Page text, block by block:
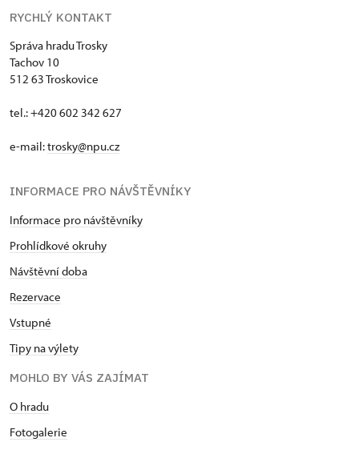
RYCHLÝ KONTAKT
Správa hradu Trosky
Tachov 10
512 63 Troskovice
tel.: +420 602 342 627
e-mail:trosky@npu.cz
INFORMACE PRO NÁVŠTĚVNÍKY
Informace pro návštěvníky
Prohlídkové okruhy
Návštěvní doba
Rezervace
Vstupné
Tipy na výlety
MOHLO BY VÁS ZAJÍMAT
O hradu
Fotogalerie